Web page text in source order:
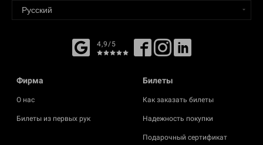
4,9/5
Фирма
О нас
Билеты из первых рук
Билеты
Как заказать билеты
Надежность покупки
Подарочный сертификат